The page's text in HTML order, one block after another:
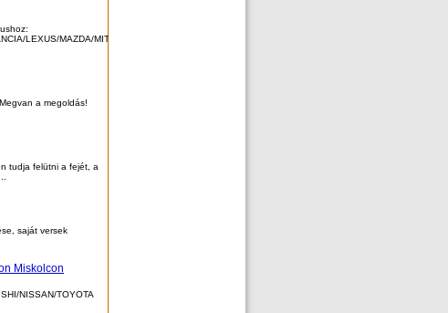
LEXUS/MAZDA/MITSUBISHI/NISSAN/PEUGEOT/RENAULT/SAAB/SEAT/SKODA/VW
a megoldás!
tudja felütni a fejét, a
saját versek
Miskolcon
NISSAN/TOYOTA